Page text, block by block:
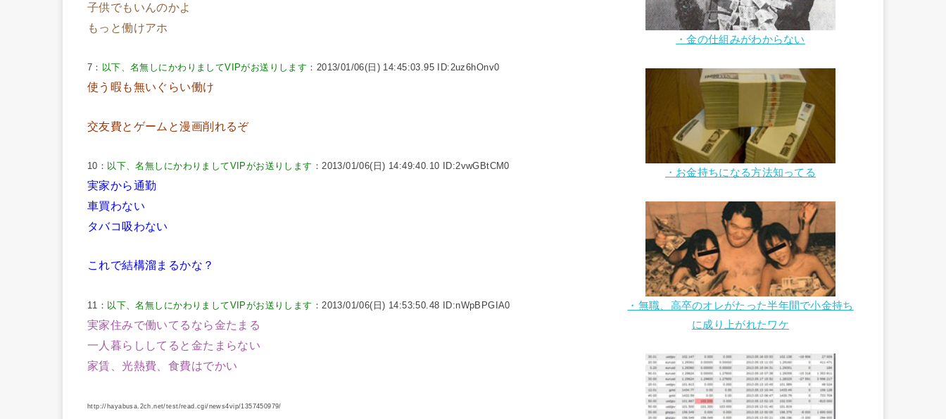
子供でもいんのかよ
もっと働けアホ
7： 以下、名無しにかわりましてVIPがお送りします ：2013/01/06(日) 14:45:03.95 ID:2uz6hOnv0
使う暇も無いぐらい働け
交友費とゲームと漫画削れるぞ
10： 以下、名無しにかわりましてVIPがお送りします ：2013/01/06(日) 14:49:40.10 ID:2vwGBtCM0
実家から通勤
車買わない
タバコ吸わない
これで結構溜まるかな？
11： 以下、名無しにかわりましてVIPがお送りします ：2013/01/06(日) 14:53:50.48 ID:nWpBPGIA0
実家住みで働いてるなら金たまる
一人暮らししてると金たまらない
家賃、光熱費、食費はでかい
http://hayabusa.2ch.net/test/read.cgi/news4vip/1357450979/
・金の仕組みがわからない
・お金持ちになる方法知ってる
・無職、高卒のオレがたった半年間で小金持ち
に成り上がれたワケ